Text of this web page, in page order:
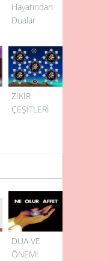
Hayatından
Dualar
ZİKİR
ÇEŞİTLERİ
DUA VE
ÖNEMİ